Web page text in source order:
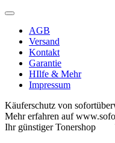
AGB
Versand
Kontakt
Garantie
HIlfe & Mehr
Impressum
Käuferschutz von
Mehr erfahren auf
Ihr günstiger Tonershop